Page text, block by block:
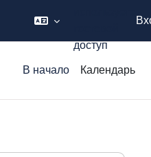
доступ
В начало Календарь